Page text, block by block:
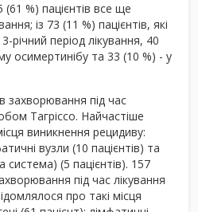
%) пацієнтів все ще
із 73 (11 %) пацієнтів, які
період лікування, 40
осимертинібу та 33 (10 %) - у
захворювання під час
Тагріссо. Найчастіше
виникнення рецидиву:
вузли (10 пацієнтів) та
(5 пацієнтів). 157
під час лікування
про такі місця